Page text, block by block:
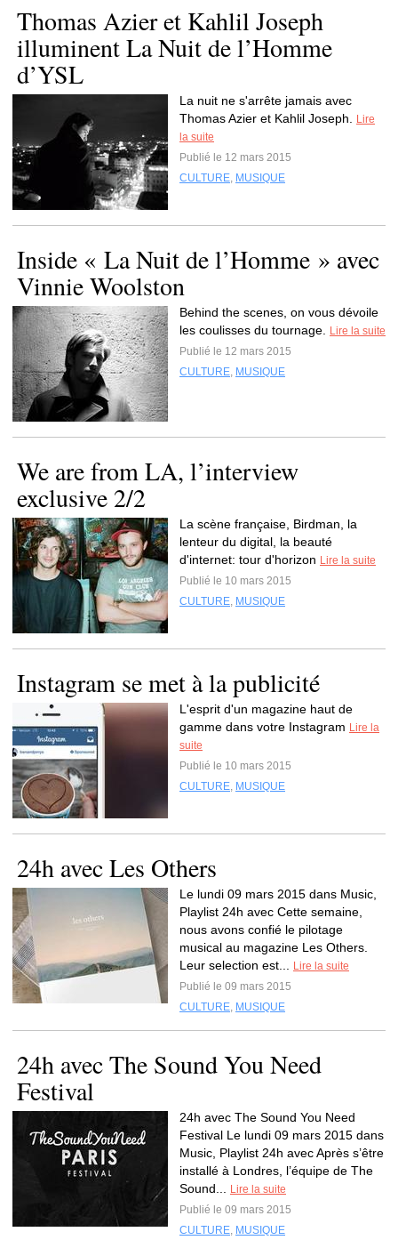
Thomas Azier et Kahlil Joseph
illuminent La Nuit de l’Homme
d’YSL
La nuit ne s'arrête jamais avec
Thomas Azier et Kahlil Joseph.
Lire
la suite
Publié le 12 mars 2015
CULTURE, MUSIQUE
Inside « La Nuit de l’Homme » avec
Vinnie Woolston
Behind the scenes, on vous dévoile
les coulisses du tournage.
Lire la suite
Publié le 12 mars 2015
CULTURE, MUSIQUE
We are from LA, l’interview
exclusive 2/2
La scène française, Birdman, la
lenteur du digital, la beauté
d'internet: tour d'horizon Lire la suite
Publié le 10 mars 2015
CULTURE, MUSIQUE
Instagram se met à la publicité
L'esprit d'un magazine haut de
gamme dans votre Instagram Lire la
suite
Publié le 10 mars 2015
CULTURE, MUSIQUE
24h avec Les Others
Le lundi 09 mars 2015 dans Music,
Playlist 24h avec Cette semaine,
nous avons confié le pilotage
musical au magazine Les Others.
Leur selection est...
Lire la suite
Publié le 09 mars 2015
CULTURE, MUSIQUE
24h avec The Sound You Need
Festival
24h avec The Sound You Need
Festival Le lundi 09 mars 2015 dans
Music, Playlist 24h avec Après s’être
installé à Londres, l’équipe de The
Sound...
Lire la suite
Publié le 09 mars 2015
CULTURE, MUSIQUE